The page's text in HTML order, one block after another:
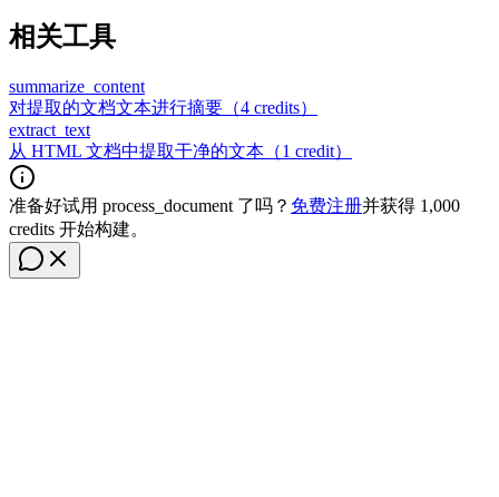
相关工具
summarize_content
对提取的文档文本进行摘要（4 credits）
extract_text
从 HTML 文档中提取干净的文本（1 credit）
准备好试用 process_document 了吗？ 免费注册并获得 1,000
credits 开始构建。